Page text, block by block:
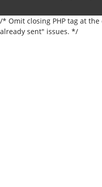
/* Omit closing PHP tag at
already sent" issues. */